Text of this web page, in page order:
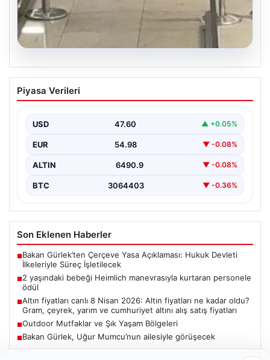
2 yaşındaki bebeği Heimlich
manevrasıyla kurtaran personele ödül
Bebeği Heimlich Manevrası ile Kurtaran Havalimanı
Personeline…
Piyasa Verileri
USD 47.60 ▲ +0.05%
EUR 54.98 ▼ -0.08%
ALTIN 6490.9 ▼ -0.08%
BTC 3064403 ▼ -0.36%
Son Eklenen Haberler
■Bakan Gürlek’ten Çerçeve Yasa Açıklaması: Hukuk Devleti
İlkeleriyle Süreç İşletilecek
■2 yaşındaki bebeği Heimlich manevrasıyla kurtaran personele
ödül
■Altın fiyatları canlı 8 Nisan 2026: Altın fiyatları ne kadar oldu?
Gram, çeyrek, yarım ve cumhuriyet altını alış satış fiyatları
■Outdoor Mutfaklar ve Şık Yaşam Bölgeleri
■Bakan Gürlek, Uğur Mumcu’nun ailesiyle görüşecek